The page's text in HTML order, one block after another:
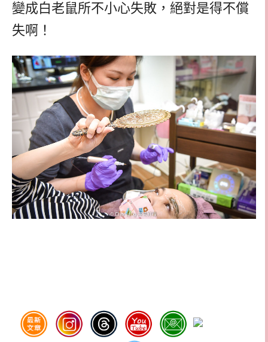
變成白老鼠所不小心失敗，絕對是得不償
失啊！